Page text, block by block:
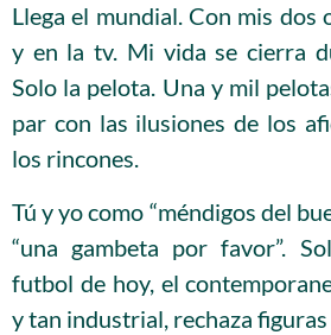
Llega el mundial. Con mis dos
y en la tv. Mi vida se cierra
Solo la pelota. Una y mil
par con las ilusiones de los
los rincones.
Tú y yo como “méndigos del
“una gambeta por favor”.
futbol de hoy, el
y tan industrial, rechaza